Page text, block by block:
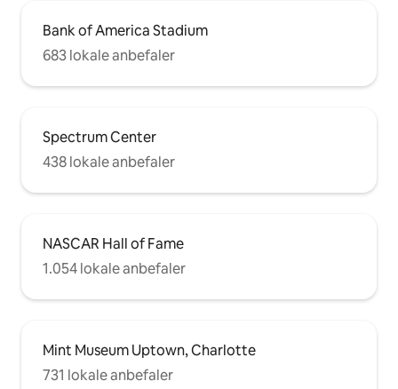
Bank of America Stadium
683 lokale anbefaler
Spectrum Center
438 lokale anbefaler
NASCAR Hall of Fame
1.054 lokale anbefaler
Mint Museum Uptown, Charlotte
731 lokale anbefaler